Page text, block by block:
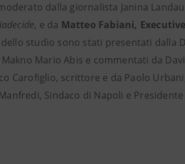
dalla giornalista Janina
, e da Matteo Fabiani,
studio sono stati presentati dalla
Mario Abis e commentati da
Carofiglio, scrittore e da Paolo
Sindaco di Napoli e